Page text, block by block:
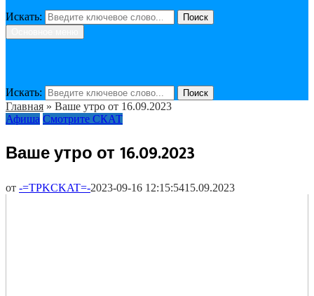
Искать:
Поиск
Искать: Поиск
Главная » Ваше утро от 16.09.2023
Афиша Смотрите СКАТ
Ваше утро от 16.09.2023
от -=TPKCKAT=-2023-09-16 12:15:5415.09.2023